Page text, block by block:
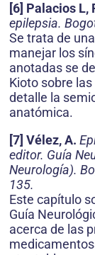
[6] Palacios L,
epilepsia.
Se trata de
manejar los
anotadas se
Kioto sobre
detalle la
anatómica.
[7] Vélez, A.
editor. Guía
Neurología).
135.
Este capítulo
Guía
acerca de las